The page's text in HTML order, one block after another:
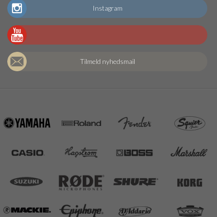
Instagram
Tilmeld nyhedsmail